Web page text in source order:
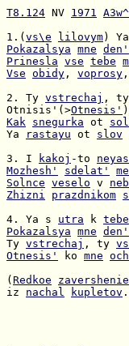
T8.124 NV 1971
1.( vs\e lilovym)
Pokazalsya mne den'
Prinesla vse tebe
Vse obidy , voprosy ,
2. Ty vstrechaj , ty
Otnisis'(>Otnesis'
Kak snegurka ot
Ya
rastayu ot slov
3. I
kakoj -to
Mozhesh'
sdelat'
Solnce veselo v
Zhizni
prazdnikom
4. Ya s utra k tebe
Pokazalsya mne den'
Ty vstrechaj , ty
Otnesis'
ko mne
( Redkoe zavershenie
iz nachal kupletov